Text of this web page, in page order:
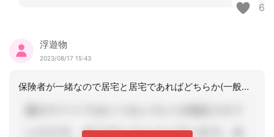
6
浮遊物
2023/08/17 15:43
保険者が一緒なので居宅と居宅であればどちらか(一般的には月末持っている居宅)しか